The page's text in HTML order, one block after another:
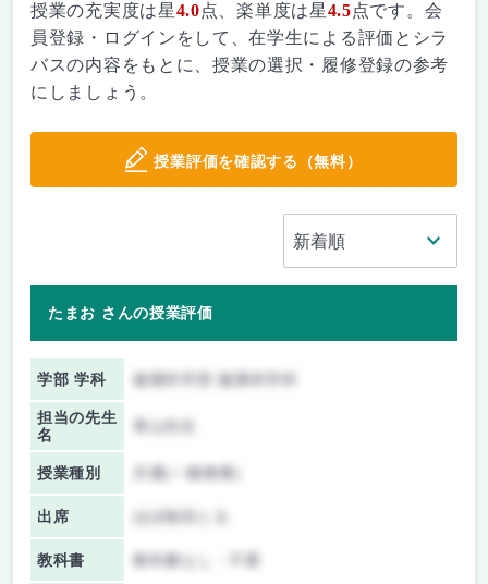
授業の充実度は星4.0点、楽単度は星4.5点です。会
員登録・ログインをして、在学生による評価とシラ
バスの内容をもとに、授業の選択・履修登録の参考
にしましょう。
授業評価を確認する（無料）
たまお さんの授業評価
学部 学科 健康科学部 健康科学科
担当の先生
名
授業種別 共通(一般教養)
出席 ほぼ毎回とる
教科書 教科書なし・不要